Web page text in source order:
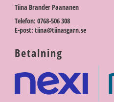
Tiina Brander Paananen
Telefon: 0768-506 308
E-post: tiina@tiinasgarn.se
Betalning